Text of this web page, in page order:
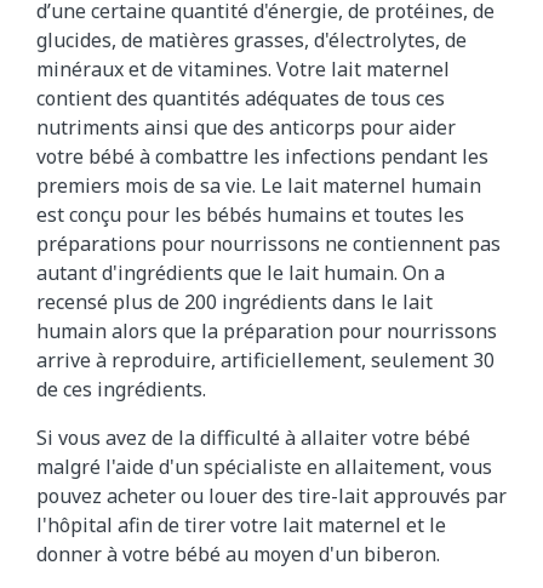
d’une certaine quantité d'énergie, de protéines, de
glucides, de matières grasses, d'électrolytes, de
minéraux et de vitamines. Votre lait maternel
contient des quantités adéquates de tous ces
nutriments ainsi que des anticorps pour aider
votre bébé à combattre les infections pendant les
premiers mois de sa vie. Le lait maternel humain
est conçu pour les bébés humains et toutes les
préparations pour nourrissons ne contiennent pas
autant d'ingrédients que le lait humain. On a
recensé plus de 200 ingrédients dans le lait
humain alors que la préparation pour nourrissons
arrive à reproduire, artificiellement, seulement 30
de ces ingrédients.
Si vous avez de la difficulté à allaiter votre bébé
malgré l'aide d'un spécialiste en allaitement, vous
pouvez acheter ou louer des tire-lait approuvés par
l'hôpital afin de tirer votre lait maternel et le
donner à votre bébé au moyen d'un biberon.